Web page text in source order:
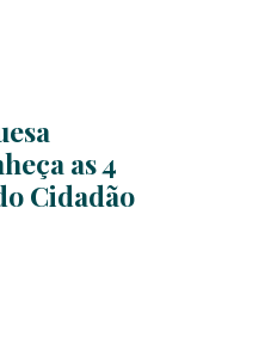
as 4
Cidadão